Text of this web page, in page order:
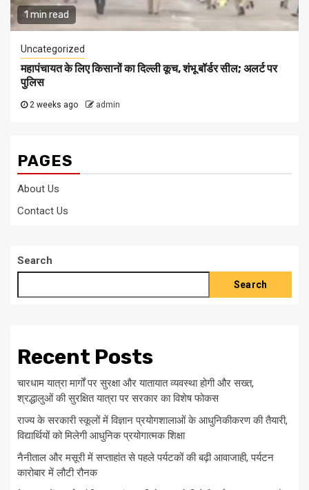
1 min read
Uncategorized
महापंचायत के लिए किसानों का दिल्ली कूच, शंभू बॉर्डर सील; अलर्ट पर
पुलिस
2 weeks ago admin
PAGES
About Us
Contact Us
Search
Search
Recent Posts
चारधाम यात्रा मार्गों पर सुरक्षा और यातायात व्यवस्था होगी और सख्त,
श्रद्धालुओं की सुरक्षित यात्रा पर सरकार का विशेष फोकस
राज्य के सरकारी स्कूलों में विज्ञान प्रयोगशालाओं के आधुनिकीकरण की तैयारी,
विद्यार्थियों को मिलेगी आधुनिक प्रयोगात्मक शिक्षा
नैनीताल और मसूरी में सप्ताहांत से पहले पर्यटकों की बढ़ी आवाजाही, पर्यटन
कारोबार में लौटी रौनक